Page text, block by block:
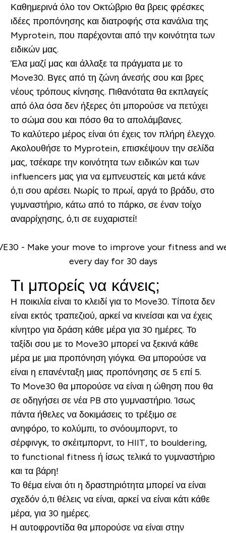
Καθημερινά όλο τον Οκτώβριο θα βρεις φρέσκες
ιδέες προπόνησης και διατροφής στα κανάλια της
Myprotein, που παρέχονται από την κοινότητα των
ειδικών μας.
Έλα μαζί μας και άλλαξε τα πράγματα με το
Move30. Βγες από τη ζώνη άνεσής σου και βρες
νέους τρόπους κίνησης. Πιθανότατα θα εκπλαγείς
από όλα όσα δεν ήξερες ότι μπορούσε να πετύχει
το σώμα σου και πόσο θα το απολάμβανες.
Το καλύτερο μέρος είναι ότι έχεις τον πλήρη έλεγχο.
Ακολουθήσε το Myprotein, επισκέψουν την σελίδα
μας, τσέκαρε την κοινότητα των ειδικών και των
influencers μας για να εμπνευστείς και μετά κάνε
ό,τι σου αρέσει. Νωρίς το πρωί, αργά το βράδυ, στο
γυμναστήριο, κάτω από το πάρκο, σε έναν τοίχο
αναρρίχησης, ό,τι σε ευχαριστεί!
Τι μπορείς να κάνεις;
Η ποικιλία είναι το κλειδί για το Move30. Τίποτα δεν
είναι εκτός τραπεζιού, αρκεί να κινείσαι και να έχεις
κίνητρο για δράση κάθε μέρα για 30 ημέρες. Το
ταξίδι σου με το Move30 μπορεί να ξεκινά κάθε
μέρα με μια προπόνηση γιόγκα. Θα μπορούσε να
είναι η επανένταξη μιας προπόνησης σε 5 επί 5.
Το Move30 θα μπορούσε να είναι η ώθηση που θα
σε οδηγήσει σε νέα PB στο γυμναστήριο. Ίσως
πάντα ήθελες να δοκιμάσεις το τρέξιμο σε
ανηφόρο, το κολύμπι, το σνόουμπορντ, το
σέρφινγκ, το σκέιτμπορντ, το HIIT, το bouldering,
το functional fitness ή ίσως τελικά το γυμναστήριο
και τα βάρη!
Το θέμα είναι ότι η δραστηριότητα μπορεί να είναι
σχεδόν ό,τι θέλεις να είναι, αρκεί να είναι κάτι κάθε
μέρα, για 30 ημέρες.
Η αυτοφροντίδα θα μπορούσε να είναι στην